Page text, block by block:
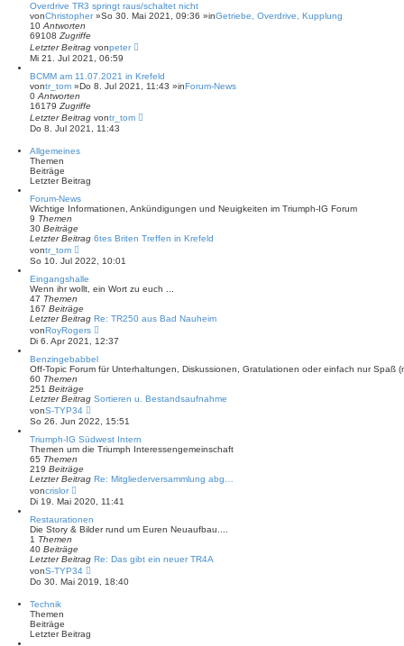
Overdrive TR3 springt raus/schaltet nicht
vonChristopher»So 30. Mai 2021, 09:36 »inGetriebe, Overdrive, Kupplung
10 Antworten
69108 Zugriffe
Letzter Beitrag vonpeter
Mi 21. Jul 2021, 06:59
BCMM am 11.07.2021 in Krefeld
vontr_tom »Do 8. Jul 2021, 11:43 »inForum-News
0 Antworten
16179 Zugriffe
Letzter Beitrag vontr_tom
Do 8. Jul 2021, 11:43
Allgemeines
Themen
Beiträge
Letzter Beitrag
Forum-News
Wichtige Informationen, Ankündigungen und Neuigkeiten im Triumph-IG Forum
9 Themen
30 Beiträge
Letzter Beitrag 6tes Briten Treffen in Krefeld
vontr_tom
e
u
e
s
e
r
e
i
t
r
g
So 10. Jul 2022, 10:01
Eingangshalle
Wenn ihr wollt, ein Wort zu euch ...
47 Themen
167 Beiträge
Letzter Beitrag Re: TR250 aus Bad Nauheim
vonRoyRogers
e
u
s
r
e
i
t
r
Di 6. Apr 2021, 12:37
Benzingebabbel
Off-Topic Forum für Unterhaltungen, Diskussionen, Gratulationen oder einfach nur Spaß
60 Themen
251 Beiträge
Letzter Beitrag Sortieren u. Bestandsaufnahme
vonS-TYP34
e
u
e
s
r
e
i
t
r
So 26. Jun 2022, 15:51
Triumph-IG Südwest Intern
Themen um die Triumph Interessengemeinschaft
65 Themen
219 Beiträge
Letzter Beitrag Re: Mitgliederversammlung abg…
voncrislor
e
u
e
s
e
r
B
e
Di 19. Mai 2020, 11:41
Restaurationen
Die Story & Bilder rund um Euren Neuaufbau....
1 Themen
40 Beiträge
Letzter Beitrag Re: Das gibt ein neuer TR4A
vonS-TYP34
e
u
Do 30. Mai 2019, 18:40
Technik
Themen
Beiträge
Letzter Beitrag